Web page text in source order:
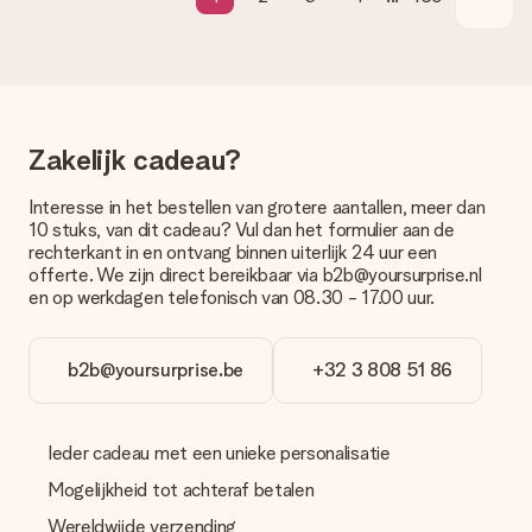
levering. Per cadeau worden de mogelijke leveropties
Hoe kan ik mijn bestelling betalen?
Wij bieden de volgende betaalmethodes aan: iDeal, Paypal,
creditcard of handmatige overboeking. Hou bij handmatige
overboeking wel rekening met 3 dagen extra levertijd van je
cadeau.
Cadeau ontvangen
Wat als het cadeau toch niet helemaal naar mijn zin is?
klantenservice, zij helpen je graag bij het vinden van een
passende oplossing.
Wordt de factuur met de bestelling meegestuurd?
Zakelijk cadeau?
Interesse in het bestellen van grotere aantallen, meer dan
10 stuks, van dit cadeau? Vul dan het formulier aan de
rechterkant in en ontvang binnen uiterlijk 24 uur een
offerte. We zijn direct bereikbaar via b2b@yoursurprise.nl
en op werkdagen telefonisch van 08.30 - 17.00 uur.
b2b@yoursurprise.be +32 3 808 51 86
Ieder cadeau met een unieke personalisatie
Mogelijkheid tot achteraf betalen
Wereldwijde verzending